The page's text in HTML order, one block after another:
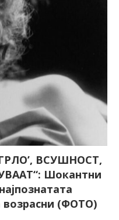
ВСУШНОСТ,
Шокантни
возрасни (ФОТО)